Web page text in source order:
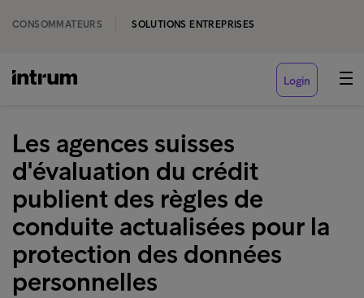
CONSOMMATEURS SOLUTIONS ENTREPRISES
Login
Les agences suisses
d'évaluation du crédit
publient des règles de
conduite actualisées pour la
protection des données
personnelles